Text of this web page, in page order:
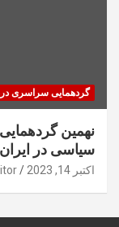
گردهمایی سراسری
نهمین
سیاسی در ایران:
اکتبر 14, 2023